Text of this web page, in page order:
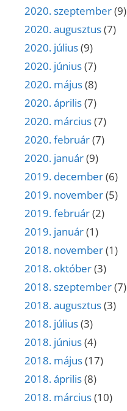
2020. szeptember(9)
2020. augusztus(7)
2020. július(9)
2020. június(7)
2020. május(8)
2020. április(7)
2020. március(7)
2020. február(7)
2020. január(9)
2019. december(6)
2019. november(5)
2019. február(2)
2019. január(1)
2018. november(1)
2018. október(3)
2018. szeptember(7)
2018. augusztus(3)
2018. július(3)
2018. június(4)
2018. május(17)
2018. április(8)
2018. március(10)